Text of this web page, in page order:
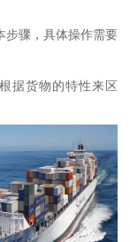
步骤，具体操作需要
据货物的特性来区